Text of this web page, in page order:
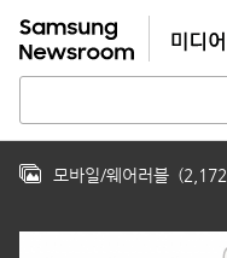
모바일/웨어러블 (2,172